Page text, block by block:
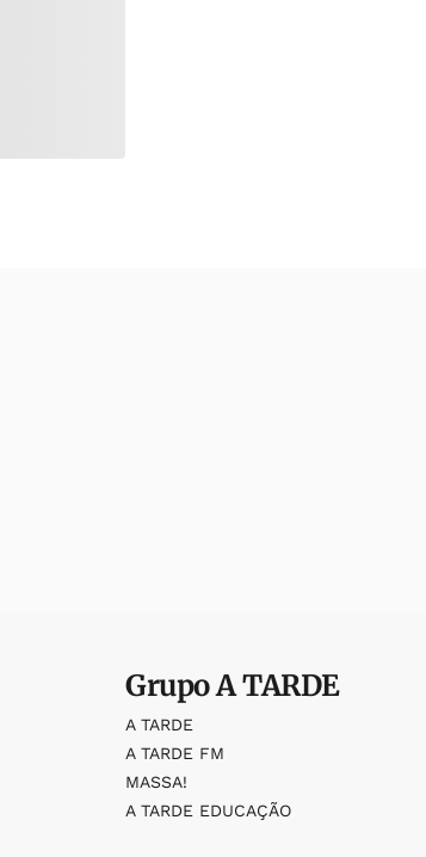
GrupoA TARDE
A TARDE
A TARDE FM
MASSA!
A TARDE EDUCAÇÃO